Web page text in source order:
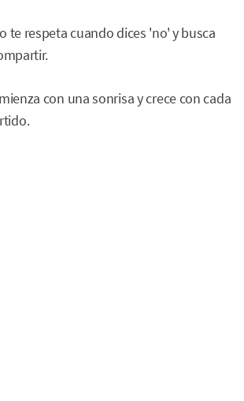
te respeta cuando dices 'no' y busca
con una sonrisa y crece con cada